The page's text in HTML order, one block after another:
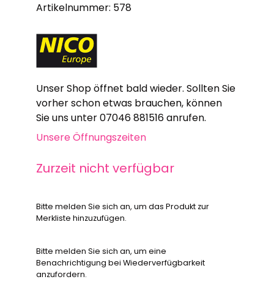
Artikelnummer: 578
Unser Shop öffnet bald wieder. Sollten Sie
vorher schon etwas brauchen, können
Sie uns unter 07046 881516 anrufen.
Unsere Öffnungszeiten
Zurzeit nicht verfügbar
Bitte melden Sie sich an, um das Produkt zur
Merkliste hinzuzufügen.
Bitte melden Sie sich an, um eine
Benachrichtigung bei Wiederverfügbarkeit
anzufordern.